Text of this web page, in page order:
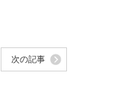
次の記事